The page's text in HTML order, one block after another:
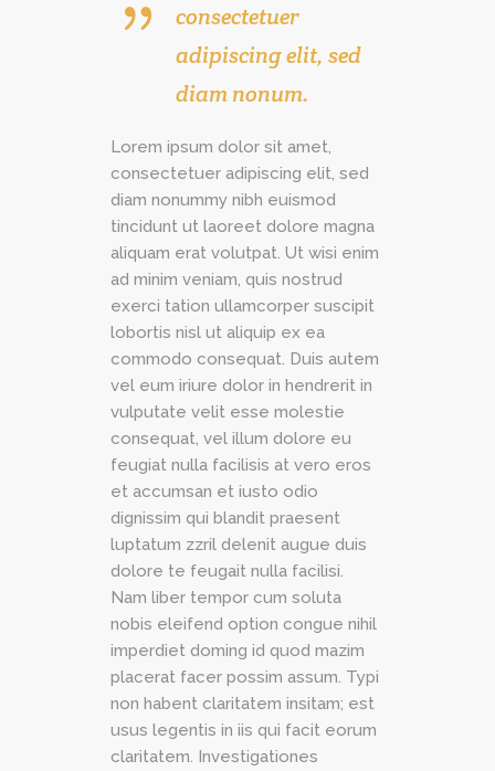
consectetuer
adipiscing elit, sed
diam nonum.
Lorem ipsum dolor sit amet,
consectetuer adipiscing elit, sed
diam nonummy nibh euismod
tincidunt ut laoreet dolore magna
aliquam erat volutpat. Ut wisi enim
ad minim veniam, quis nostrud
exerci tation ullamcorper suscipit
lobortis nisl ut aliquip ex ea
commodo consequat. Duis autem
vel eum iriure dolor in hendrerit in
vulputate velit esse molestie
consequat, vel illum dolore eu
feugiat nulla facilisis at vero eros
et accumsan et iusto odio
dignissim qui blandit praesent
luptatum zzril delenit augue duis
dolore te feugait nulla facilisi.
Nam liber tempor cum soluta
nobis eleifend option congue nihil
imperdiet doming id quod mazim
placerat facer possim assum. Typi
non habent claritatem insitam; est
usus legentis in iis qui facit eorum
claritatem. Investigationes